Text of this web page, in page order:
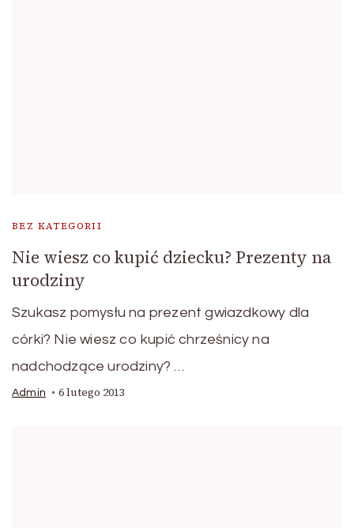
BEZ KATEGORII
Nie wiesz co kupić dziecku? Prezenty na
urodziny
Szukasz pomysłu na prezent gwiazdkowy dla
córki? Nie wiesz co kupić chrześnicy na
nadchodzące urodziny? …
Admin 6 lutego 2013